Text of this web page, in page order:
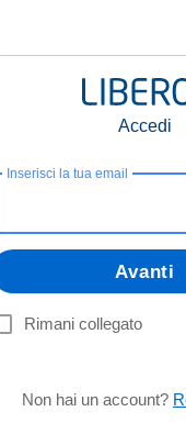
Accedi
Inserisci la tua email
Avanti
Rimani collegato
Non hai un account?